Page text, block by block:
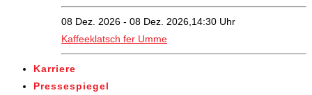
08 Dez. 2026 - 08 Dez. 2026,14:30 Uhr
Kaffeeklatsch fer Umme
Karriere
Pressespiegel